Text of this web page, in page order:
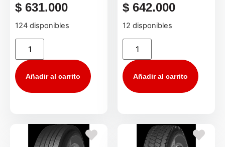
$ 631.000
124 disponibles
Añadir al carrito
$ 642.000
12 disponibles
Añadir al carrito